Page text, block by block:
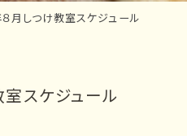
８月しつけ教室スケジュール
室スケジュール